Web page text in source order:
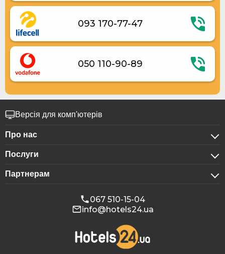
093 170-77-47
050 110-90-89
Версія для комп'ютерів
Про нас
Про компанію
Конфіденційність
Наші партнери
Реклама на Hotels24
Послуги
Для бізнес-клієнтів
Бронювання для груп
Конференц-зали
Партнерам
Програма для афіліатів
067 510-15-04
info@hotels24.ua